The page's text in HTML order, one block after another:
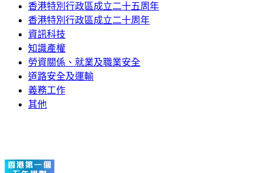
香港特別行政區成立二十五周年
香港特別行政區成立二十周年
資訊科技
知識產權
勞資關係、就業及職業安全
道路安全及運輸
義務工作
其他